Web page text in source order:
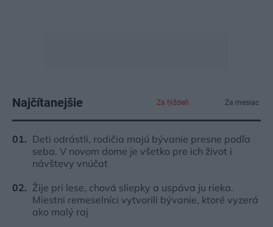
Najčítanejšie Za týždeň Za mesiac
Deti odrástli, rodičia majú bývanie presne podľa
seba. V novom dome je všetko pre ich život i
návštevy vnúčat
Žije pri lese, chová sliepky a uspáva ju rieka.
Miestni remeselníci vytvorili bývanie, ktoré vyzerá
ako malý raj